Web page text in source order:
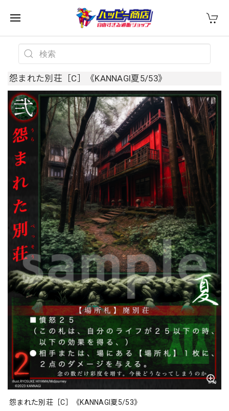
怨まれた別荘［C］《KANNAGI夏5/53》
怨まれた別荘［C］《KANNAGI夏5/53》